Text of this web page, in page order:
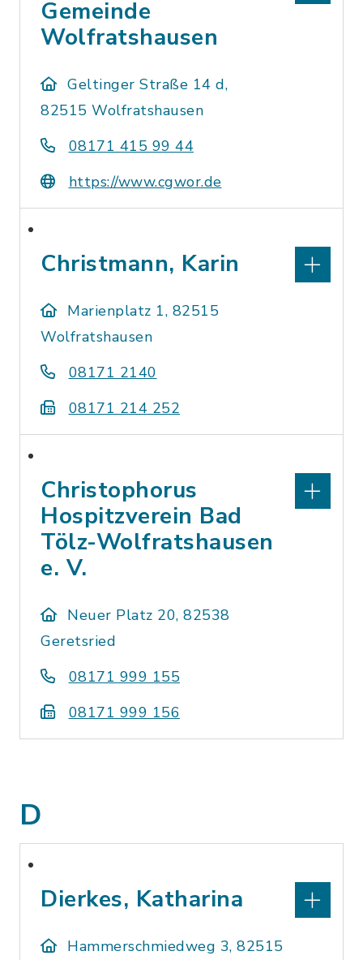
Gemeinde
Wolfratshausen
Geltinger Straße 14 d,
82515 Wolfratshausen
08171 415 99 44
https://www.cgwor.de
Christmann, Karin
Marienplatz 1, 82515
Wolfratshausen
08171 2140
08171 214 252
Christophorus
Hospitzverein Bad
Tölz-Wolfratshausen
e. V.
Neuer Platz 20, 82538
Geretsried
08171 999 155
08171 999 156
D
Dierkes, Katharina
Hammerschmiedweg 3, 82515